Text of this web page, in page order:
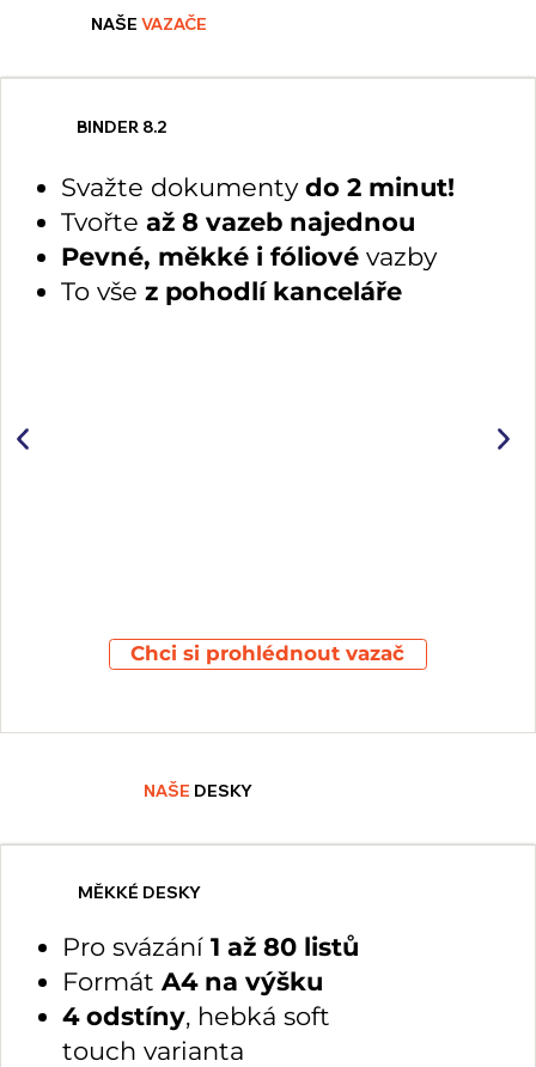
NAŠEVAZAČE
Svažte dokumenty do 2 minut!
Tvořte až 8 vazeb najednou
Pevné, měkké i fóliové vazby
To vše z pohodlí kanceláře
BINDER 8.2
Chci si prohlédnout vazač
NAŠE DESKY
Pro svázání 1 až 80 listů
Formát A4 na výšku
4 odstíny, hebká soft
touch varianta
MĚKKÉ DESKY